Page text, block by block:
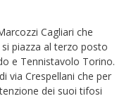
Cagliari che
piazza al terzo posto
e Tennistavolo Torino.
via Crespellani che per
dei suoi tifosi